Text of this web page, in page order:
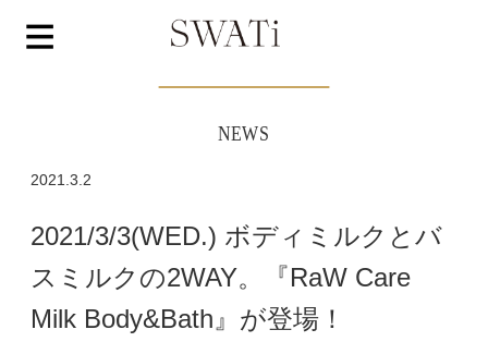
NEWS
2021.3.2
2021/3/3(WED.) ボディミルクとバ
スミルクの2WAY。『RaW Care
Milk Body&Bath』が登場！